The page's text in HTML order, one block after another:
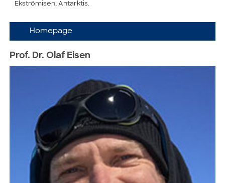
Ekströmisen, Antarktis.
Homepage
Prof. Dr. Olaf Eisen